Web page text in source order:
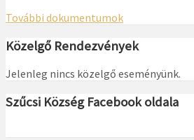
További dokumentumok
Közelgő Rendezvények
Jelenleg nincs közelgő eseményünk.
Szűcsi Község Facebook oldala